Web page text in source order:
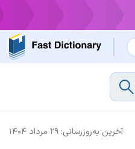
آخرین به‌روزرسانی: ۲۹ مرداد ۱۴۰۴